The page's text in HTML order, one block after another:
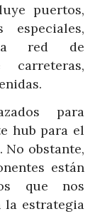
puertos,
especiales,
red de
carreteras,
para
hub para el
obstante,
están
que nos
la estrategia